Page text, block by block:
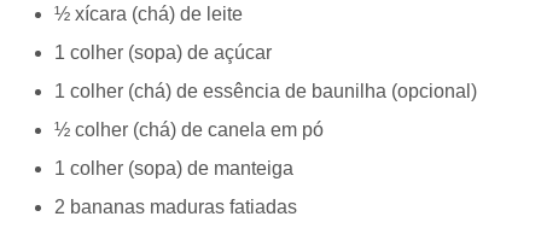
½ xícara (chá) de leite
1 colher (sopa) de açúcar
1 colher (chá) de essência de baunilha (opcional)
½ colher (chá) de canela em pó
1 colher (sopa) de manteiga
2 bananas maduras fatiadas